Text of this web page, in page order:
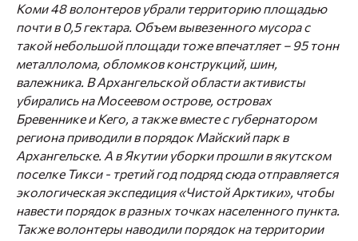
Коми 48 волонтеров убрали территорию площадью
почти в 0,5 гектара. Объем вывезенного мусора с
такой небольшой площади тоже впечатляет – 95 тонн
металлолома, обломков конструкций, шин,
валежника. В Архангельской области активисты
убирались на Мосеевом острове, островах
Бревеннике и Кего, а также вместе с губернатором
региона приводили в порядок Майский парк в
Архангельске. А в Якутии уборки прошли в якутском
поселке Тикси - третий год подряд сюда отправляется
экологическая экспедиция «Чистой Арктики», чтобы
навести порядок в разных точках населенного пункта.
Также волонтеры наводили порядок на территории